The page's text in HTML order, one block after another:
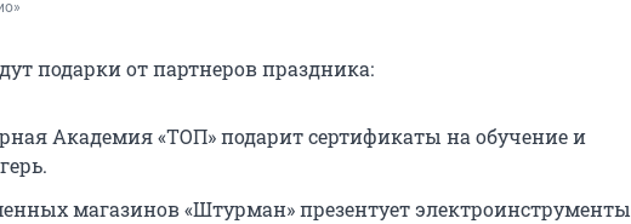
подарки от партнеров праздника:
Академия «ТОП» подарит сертификаты на обучение и
магазинов «Штурман» презентует электроинструменты